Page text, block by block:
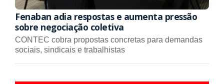
Fenaban adia respostas e aumenta pressão
sobre negociação coletiva
CONTEC cobra propostas concretas para demandas
sociais, sindicais e trabalhistas